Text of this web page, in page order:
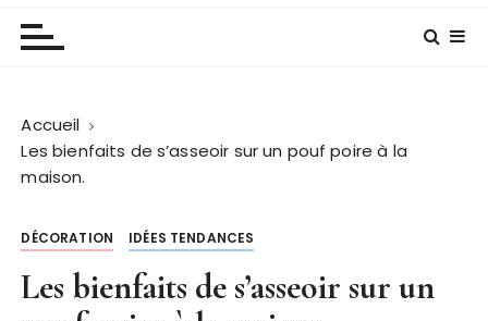
Accueil
Les bienfaits de s’asseoir sur un pouf poire à la
maison.
DÉCORATION IDÉES TENDANCES
Les bienfaits de s’asseoir sur un